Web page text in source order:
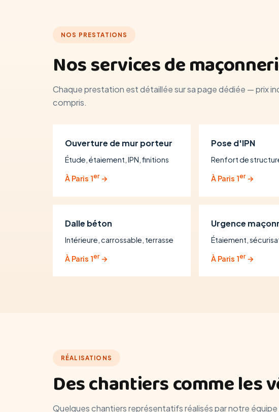
NOS PRESTATIONS
Nos services de
Chaque prestation est détaillée sur sa page dédiée — prix
compris.
Ouverture de mur porteur
Étude, étaiement, IPN, finitions
À Paris 1er→
Pose d'IPN
Renfort de
À Paris 1er→
Dalle béton
Intérieure, carrossable, terrasse
À Paris 1er→
Urgence
Étaiement,
À Paris 1er→
RÉALISATIONS
Des chantiers comme les
Quelques chantiers représentatifs réalisés par notre